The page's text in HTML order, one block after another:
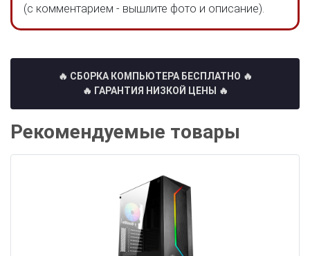
(с комментарием - вышлите фото и описание).
🔥 СБОРКА КОМПЬЮТЕРА БЕСПЛАТНО 🔥
🔥 ГАРАНТИЯ НИЗКОЙ ЦЕНЫ 🔥
Рекомендуемые товары